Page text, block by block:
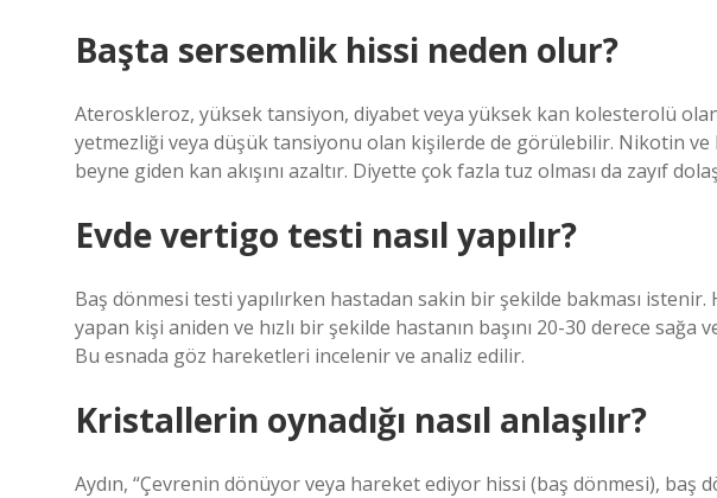
Başta sersemlik hissi neden olur?
Ateroskleroz, yüksek tansiyon, diyabet veya yüksek kan kolesterolü
yetmezliği veya düşük tansiyonu olan kişilerde de görülebilir. Nikotin ve
beyne giden kan akışını azaltır. Diyette çok fazla tuz olması da zayıf
Evde vertigo testi nasıl yapılır?
Baş dönmesi testi yapılırken hastadan sakin bir şekilde bakması
yapan kişi aniden ve hızlı bir şekilde hastanın başını 20-30 derece
Bu esnada göz hareketleri incelenir ve analiz edilir.
Kristallerin oynadığı nasıl anlaşılır?
Aydın, “Çevrenin dönüyor veya hareket ediyor hissi (baş dönmesi), baş